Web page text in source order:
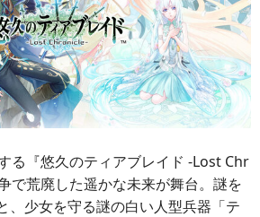
る『悠久のティアブレイド -Lost Chr
で荒廃した遥かな未来が舞台。謎を
、少女を守る謎の白い人型兵器「テ